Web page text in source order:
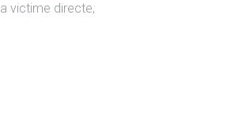
victime directe,